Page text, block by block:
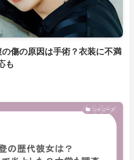
傷の原因は手術？衣装に不満
も
ジャニーズ